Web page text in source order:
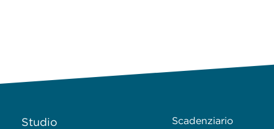
Studio
Scadenziario